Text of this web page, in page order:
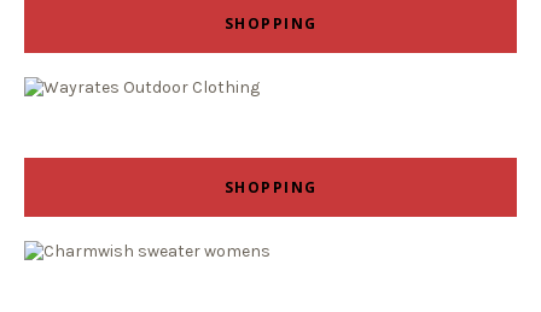
SHOPPING
SHOPPING